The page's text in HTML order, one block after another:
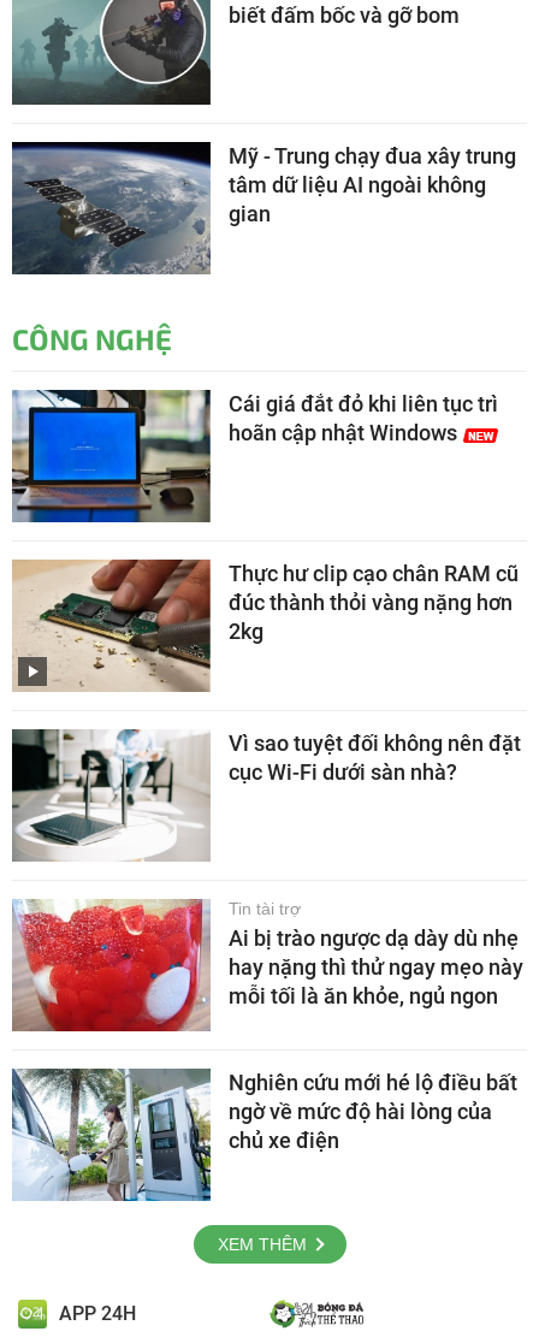
biết đấm bốc và gỡ bom
Mỹ - Trung chạy đua xây trung
tâm dữ liệu AI ngoài không
gian
CÔNG NGHỆ
Cái giá đắt đỏ khi liên tục trì
hoãn cập nhật Windows
Thực hư clip cạo chân RAM cũ
đúc thành thỏi vàng nặng hơn
2kg
Vì sao tuyệt đối không nên đặt
cục Wi-Fi dưới sàn nhà?
Tin tài trợ
Ai bị trào ngược dạ dày dù nhẹ
hay nặng thì thử ngay mẹo này
mỗi tối là ăn khỏe, ngủ ngon
Nghiên cứu mới hé lộ điều bất
ngờ về mức độ hài lòng của
chủ xe điện
XEM THÊM
APP 24H